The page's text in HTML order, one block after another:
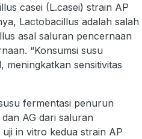
casei (L.casei) strain AP
Lactobacillus adalah salah
asal saluran pencernaan
“Konsumsi susu
sensitivitas
fermentasi penurun
AG dari saluran
in vitro kedua strain AP